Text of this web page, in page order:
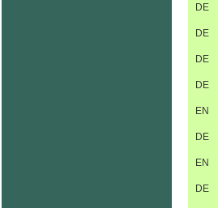
DE
DE
DE
DE
EN
DE
EN
DE